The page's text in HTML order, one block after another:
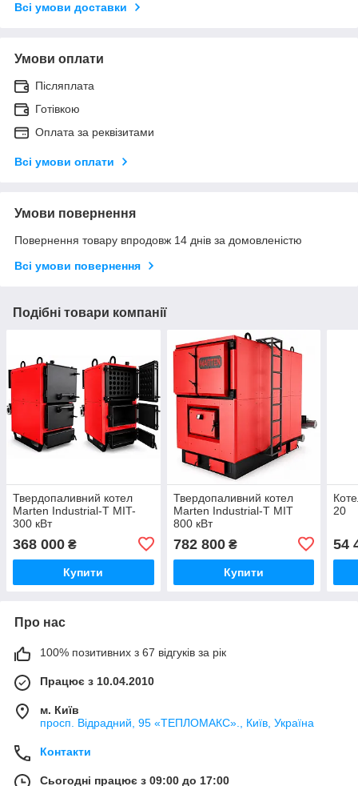
Всі умови доставки
Умови оплати
Післяплата
Готівкою
Оплата за реквізитами
Всі умови оплати
Умови повернення
Повернення товару впродовж 14 днів за домовленістю
Всі умови повернення
Подібні товари компанії
Твердопаливний котел
Marten Industrial-T MIT-
300 кВт
368 000 ₴
Купити
Твердопаливний котел
Marten Industrial-Т МІТ
800 кВт
782 800₴
Купити
20
54
Про нас
100% позитивних з 67 відгуків за рік
Працює з 10.04.2010
м. Київ
просп. Відрадний, 95 «ТЕПЛОМАКС»., Київ, Україна
Контакти
Сьогодні працює з 09:00 до 17:00